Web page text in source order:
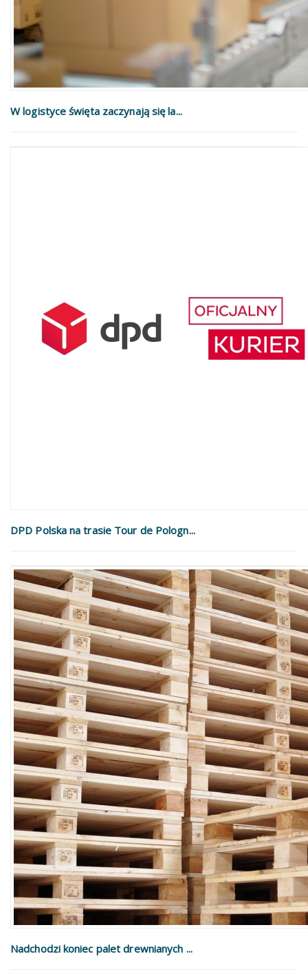
W logistyce święta zaczynają się la...
DPD Polska na trasie Tour de Pologn...
Nadchodzi koniec palet drewnianych ...